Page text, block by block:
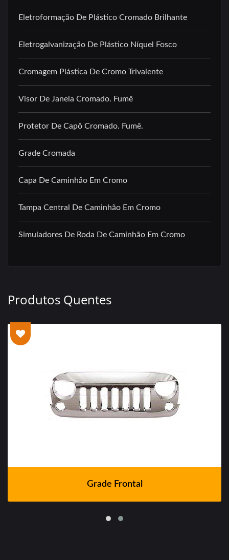
Eletroformação De Plástico Cromado Brilhante
Eletrogalvanização De Plástico Níquel Fosco
Cromagem Plástica De Cromo Trivalente
Visor De Janela Cromado. Fumê
Protetor De Capô Cromado. Fumê.
Grade Cromada
Capa De Caminhão Em Cromo
Tampa Central De Caminhão Em Cromo
Simuladores De Roda De Caminhão Em Cromo
Produtos Quentes
Grade Frontal